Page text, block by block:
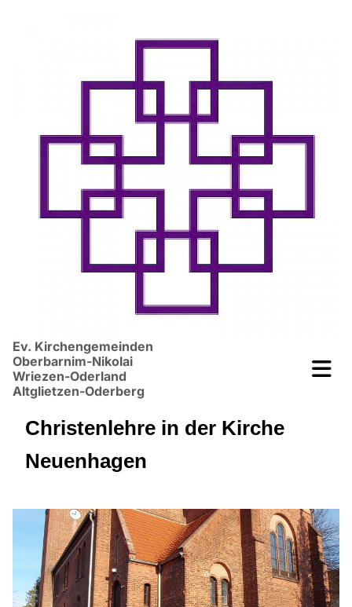
Ev. Kirchengemeinden
Oberbarnim-Nikolai
Wriezen-Oderland
Altglietzen-Oderberg
Christenlehre in der Kirche
Neuenhagen